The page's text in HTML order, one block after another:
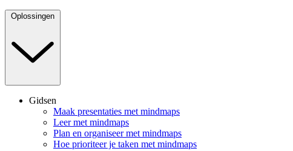
Oplossingen
Gidsen
Maak presentaties met mindmaps
Leer met mindmaps
Plan en organiseer met mindmaps
Hoe prioriteer je taken met mindmaps